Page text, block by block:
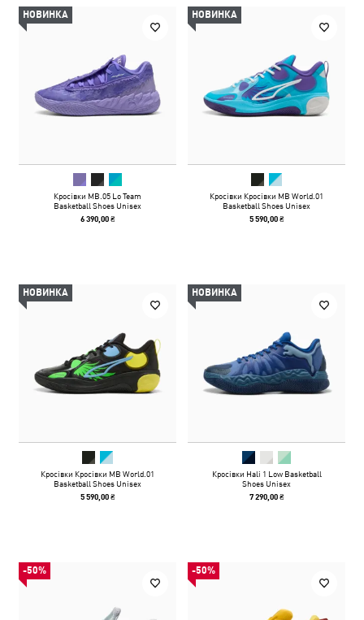
НОВИНКА
Кросівки MB.05 Lo Team
Basketball Shoes Unisex
6 390,00 ₴
НОВИНКА
Кросівки Кросівки MB World.01
Basketball Shoes Unisex
5 590,00 ₴
НОВИНКА
Кросівки Кросівки MB World.01
Basketball Shoes Unisex
5 590,00 ₴
НОВИНКА
Кросівки Hali 1 Low Basketball
Shoes Unisex
7 290,00 ₴
-50% -50%